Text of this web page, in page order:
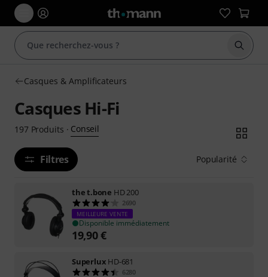
Casques & Amplificateurs
Casques Hi-Fi
197 Produits · Conseil
Filtres Popularité
the t.bone HD 200
2690
MEILLEURE VENTE
Disponible immédiatement
19,90€
Superlux HD-681
6280